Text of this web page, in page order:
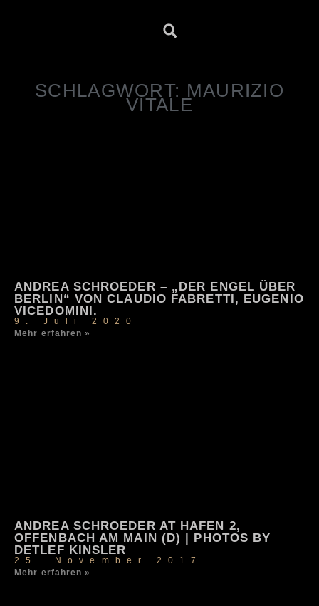
SCHLAGWORT: MAURIZIO
VITALE
ANDREA SCHROEDER – „DER ENGEL ÜBER
BERLIN“ VON CLAUDIO FABRETTI, EUGENIO
VICEDOMINI.
9. Juli 2020
Mehr erfahren »
ANDREA SCHROEDER AT HAFEN 2,
OFFENBACH AM MAIN (D) | PHOTOS BY
DETLEF KINSLER
25. November 2017
Mehr erfahren »